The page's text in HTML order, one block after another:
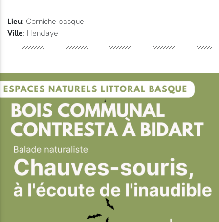
Lieu: Corniche basque
Ville: Hendaye